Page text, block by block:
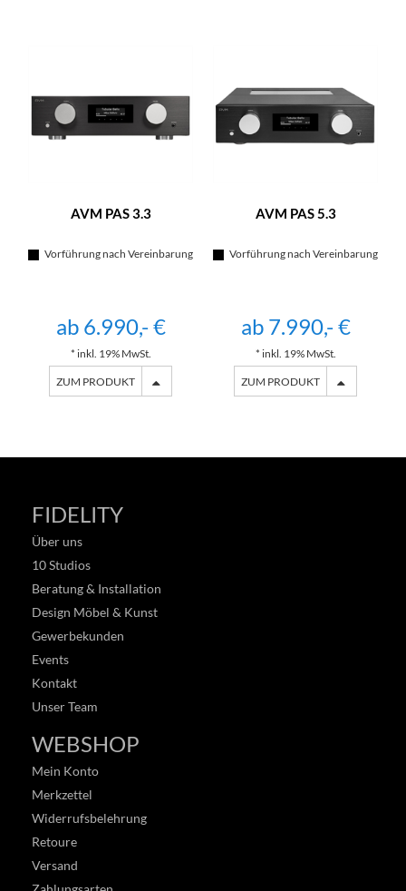
AVM PAS 3.3
Vorführung nach Vereinbarung
ab 6.990,- €
* inkl. 19% MwSt.
ZUM PRODUKT
AVM PAS 5.3
Vorführung nach Vereinbarung
ab 7.990,- €
* inkl. 19% MwSt.
ZUM PRODUKT
FIDELITY
Über uns
10 Studios
Beratung & Installation
Design Möbel & Kunst
Gewerbekunden
Events
Kontakt
Unser Team
WEBSHOP
Mein Konto
Merkzettel
Widerrufsbelehrung
Retoure
Versand